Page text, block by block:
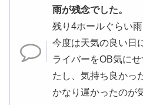
雨が残念でした。
残り4ホールぐらい
今度は天気の良い日
ライバーをOB気に
たし、気持ち良かっ
かなり遅かったのが